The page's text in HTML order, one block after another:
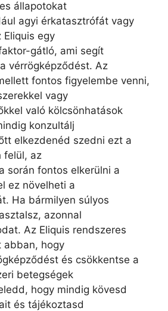
állapotokat
agyi érkatasztrófát vagy
egy
gátló, ami segít
vérrögképződést. Az
fontos figyelembe venni,
vagy
való kölcsönhatások
konzultálj
elkezdenéd szedni ezt a
felül, az
során fontos elkerülni a
ez növelheti a
Ha bármilyen súlyos
azonnal
Az Eliquis rendszeres
abban, hogy
és csökkentse a
betegségek
hogy mindig kövesd
és tájékoztasd